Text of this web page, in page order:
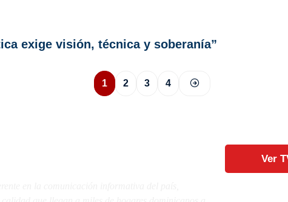
exige visión, técnica y soberanía”
1 2 3 4
Ver